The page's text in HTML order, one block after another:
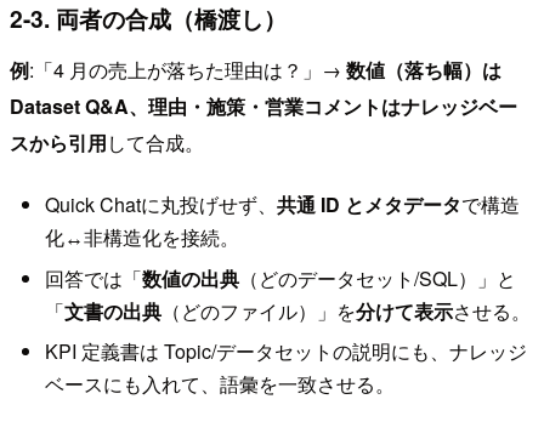
2-3. 両者の合成（橋渡し）
例:「4 月の売上が落ちた理由は？」→ 数値（落ち幅）は
Dataset Q&A、理由・施策・営業コメントはナレッジベー
スから引用して合成。
Quick Chatに丸投げせず、 共通 ID とメタデータで構造
化↔非構造化を接続。
回答では「数値の出典（どのデータセット/SQL）」と
「文書の出典（どのファイル）」を分けて表示させる。
KPI 定義書は Topic/データセットの説明にも、ナレッジ
ベースにも入れて、語彙を一致させる。